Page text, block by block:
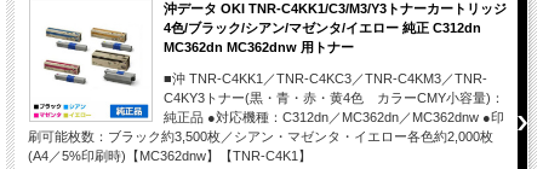
沖データ OKI TNR-C4KK1/C3/M3/Y3トナーカートリッジ
4色/ブラック/シアン/マゼンタ/イエロー 純正 C312dn
MC362dn MC362dnw 用トナー
■沖 TNR-C4KK1／TNR-C4KC3／TNR-C4KM3／TNR-
C4KY3トナー(黒・青・赤・黄4色 カラーCMY小容量)：
純正品 ●対応機種：C312dn／MC362dn／MC362dnw ●印
刷可能枚数：ブラック約3,500枚／シアン・マゼンタ・イエロー各色約2,000枚
(A4／5%印刷時)【MC362dnw】【TNR-C4K1】